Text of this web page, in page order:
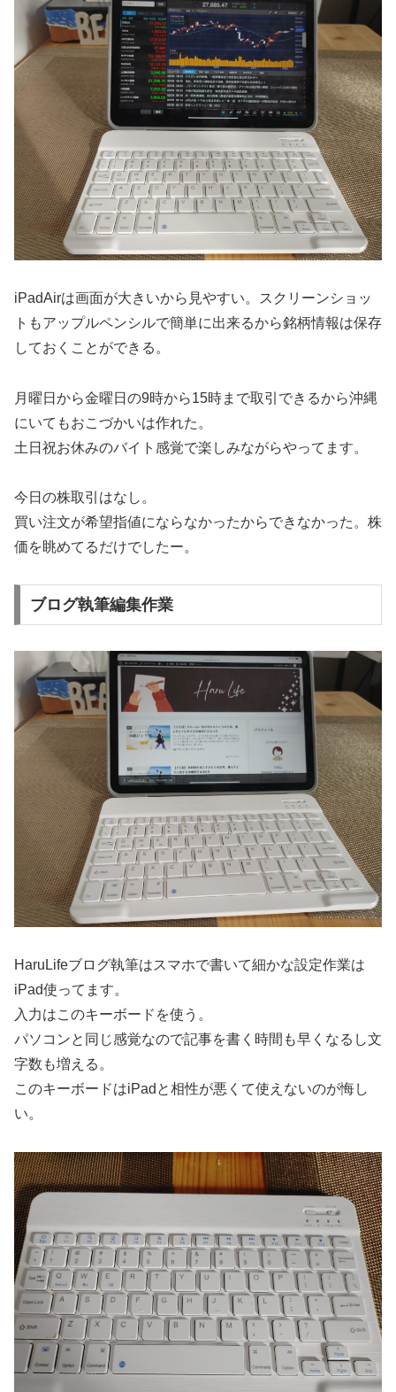
iPadAirは画面が大きいから見やすい。スクリーンショッ
トもアップルペンシルで簡単に出来るから銘柄情報は保存
しておくことができる。
月曜日から金曜日の9時から15時まで取引できるから沖縄
にいてもおこづかいは作れた。
土日祝お休みのバイト感覚で楽しみながらやってます。
今日の株取引はなし。
買い注文が希望指値にならなかったからできなかった。株
価を眺めてるだけでしたー。
ブログ執筆編集作業
HaruLifeブログ執筆はスマホで書いて細かな設定作業は
iPad使ってます。
入力はこのキーボードを使う。
パソコンと同じ感覚なので記事を書く時間も早くなるし文
字数も増える。
このキーボードはiPadと相性が悪くて使えないのが悔し
い。